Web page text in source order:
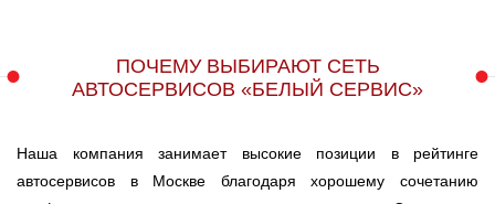
HONDA HUMMER INFINITI
(IKCO)
ISUZU JAGUAR
ПОЧЕМУ ВЫБИРАЮТ СЕТЬ
АВТОСЕРВИСОВ «БЕЛЫЙ СЕРВИС»
Наша компания занимает высокие позиции в рейтинге
автосервисов в Москве благодаря хорошему сочетанию